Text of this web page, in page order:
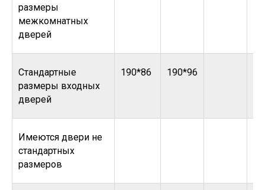
размеры
межкомнатных
дверей
Стандартные
размеры входных
дверей
190*86 190*96
Имеются двери не
стандартных
размеров